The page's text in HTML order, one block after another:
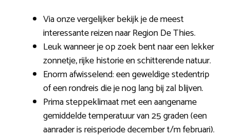
Via onze vergelijker bekijk je de meest
interessante reizen naar Region De Thies.
Leuk wanneer je op zoek bent naar een lekker
zonnetje, rijke historie en schitterende natuur.
Enorm afwisselend: een geweldige stedentrip
of een rondreis die je nog lang bij zal blijven.
Prima steppeklimaat met een aangename
gemiddelde temperatuur van 25 graden (een
aanrader is reisperiode december t/m februari).